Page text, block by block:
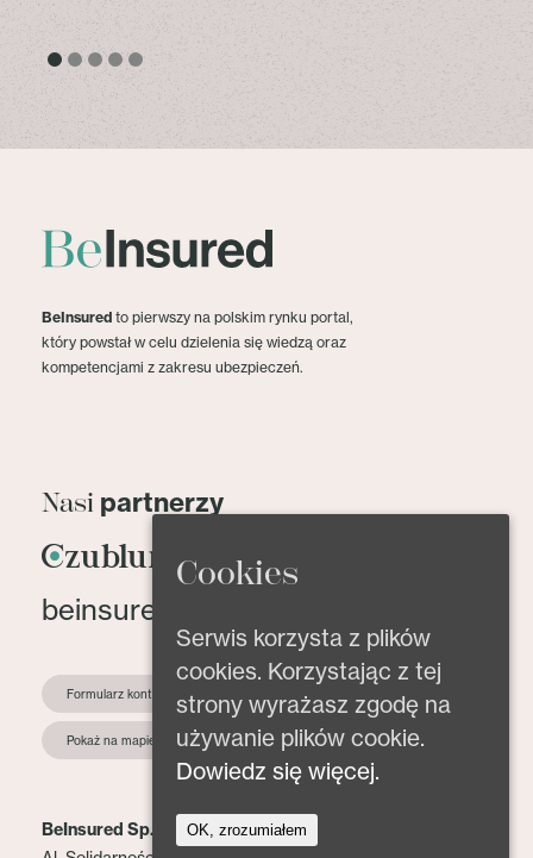
BeInsured to pierwszy na polskim rynku portal,
który powstał w celu dzielenia się wiedzą oraz
kompetencjami z zakresu ubezpieczeń.
Nasi partnerzy
beinsured@beinsured.pl
Formularz kontaktowy
Pokaż na mapie
BeInsured Sp. z o.o.
Cookies
Serwis korzysta z plików
cookies. Korzystając z tej
strony wyrażasz zgodę na
używanie plików cookie.
Dowiedz się więcej.
OK, zrozumiałem